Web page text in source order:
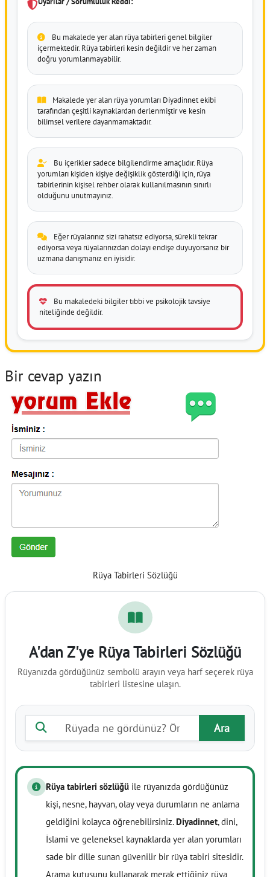
Bu makalede yer alan rüya tabirleri genel bilgiler
içermektedir. Rüya tabirleri kesin değildir ve her zaman
doğru yorumlanmayabilir.
Makalede yer alan rüya yorumları Diyadinnet ekibi
tarafından çeşitli kaynaklardan derlenmiştir ve kesin
bilimsel verilere dayanmamaktadır.
Bu içerikler sadece bilgilendirme amaçlıdır. Rüya
yorumları kişiden kişiye değişiklik gösterdiği için, rüya
tabirlerinin kişisel rehber olarak kullanılmasının sınırlı
olduğunu unutmayınız.
Eğer rüyalarınız sizi rahatsız ediyorsa, sürekli tekrar
ediyorsa veya rüyalarınızdan dolayı endişe duyuyorsanız bir
uzmana danışmanız en iyisidir.
Bu makaledeki bilgiler tıbbi ve psikolojik tavsiye
niteliğinde değildir.
Bir cevap yazın
Rüya Tabirleri Sözlüğü
A'dan Z'ye Rüya Tabirleri Sözlüğü
Rüyanızda gördüğünüz sembolü arayın veya harf seçerek rüya
tabirleri listesine ulaşın.
Rüya tabiri ara
Ara
Rüya tabirleri sözlüğü ile rüyanızda gördüğünüz
kişi, nesne, hayvan, olay veya durumların ne anlama
geldiğini kolayca öğrenebilirsiniz. Diyadinnet, dini,
İslami ve geleneksel kaynaklarda yer alan yorumları
sade bir dille sunan güvenilir bir rüya tabiri sitesidir.
Arama kutusunu kullanarak merak ettiğiniz rüya